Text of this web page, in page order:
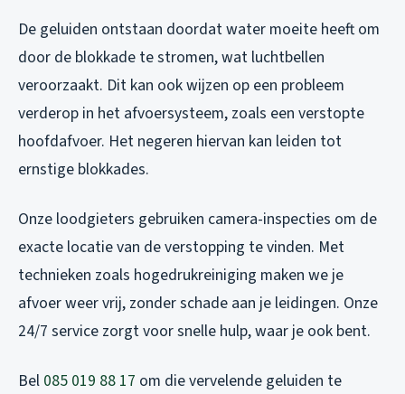
De geluiden ontstaan doordat water moeite heeft om
door de blokkade te stromen, wat luchtbellen
veroorzaakt. Dit kan ook wijzen op een probleem
verderop in het afvoersysteem, zoals een verstopte
hoofdafvoer. Het negeren hiervan kan leiden tot
ernstige blokkades.
Onze loodgieters gebruiken camera-inspecties om de
exacte locatie van de verstopping te vinden. Met
technieken zoals hogedrukreiniging maken we je
afvoer weer vrij, zonder schade aan je leidingen. Onze
24/7 service zorgt voor snelle hulp, waar je ook bent.
Bel 085 019 88 17 om die vervelende geluiden te